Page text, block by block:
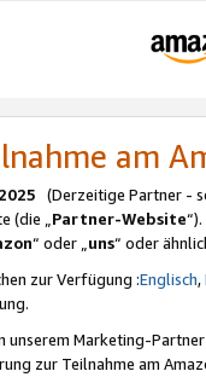
am
(Derzeitige Partner -
(die „Partner-Website
“ oder „uns“ oder
zur Verfügung :Englisch,
unserem Marketing-
zur Teilnahme am